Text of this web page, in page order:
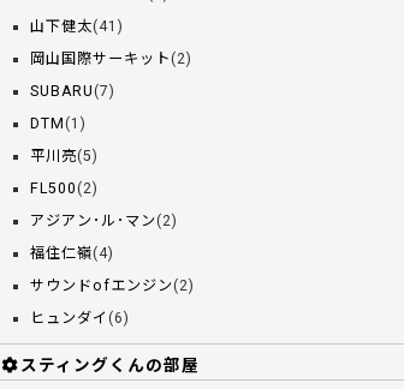
山下健太(41)
岡山国際サーキット(2)
SUBARU(7)
DTM (1)
平川亮(5)
FL500(2)
アジアン･ル･マン(2)
福住仁嶺(4)
サウンドofエンジン(2)
ヒュンダイ(6)
スティングくんの部屋